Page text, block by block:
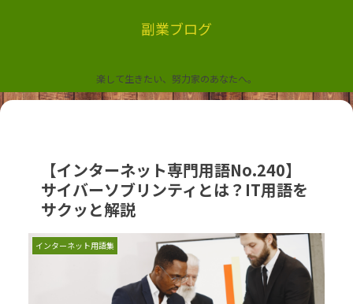
副業ブログ
楽して生きたい、努力家のあなたへ。
【インターネット専門用語No.240】
サイバーソブリンティとは？IT用語を
サクッと解説
インターネット用語集